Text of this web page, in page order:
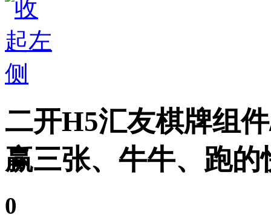
二开H5汇友棋牌组
赢三张、牛牛、跑
0